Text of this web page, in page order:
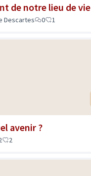
de notre lieu de vie
Descartes
0 1
avenir ?
2